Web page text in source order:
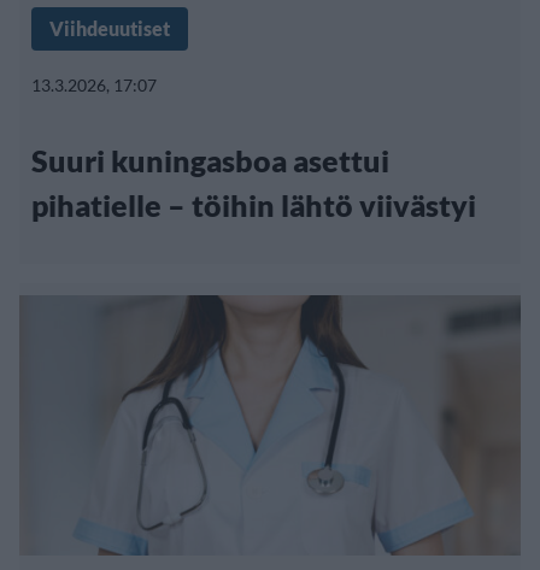
Viihdeuutiset
13.3.2026, 17:07
Suuri kuningasboa asettui
pihatielle – töihin lähtö viivästyi